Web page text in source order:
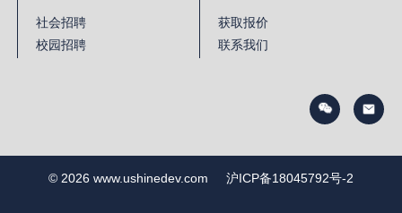
社会招聘
校园招聘
获取报价
联系我们
© 2026 www.ushinedev.com 沪ICP备18045792号-2